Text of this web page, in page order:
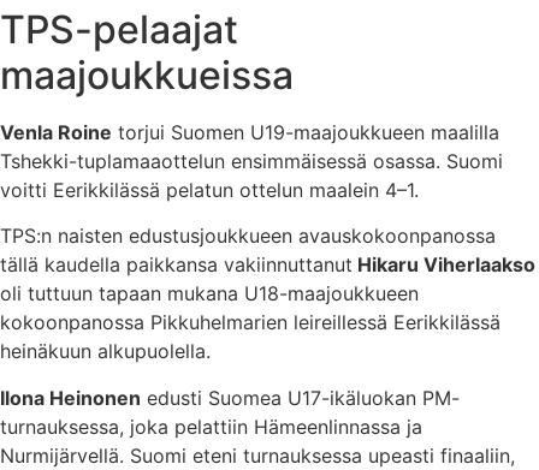
TPS-pelaajat
maajoukkueissa
Venla Roine torjui Suomen U19-maajoukkueen maalilla
Tshekki-tuplamaaottelun ensimmäisessä osassa. Suomi
voitti Eerikkilässä pelatun ottelun maalein 4–1.
TPS:n naisten edustusjoukkueen avauskokoonpanossa
tällä kaudella paikkansa vakiinnuttanut Hikaru Viherlaakso
oli tuttuun tapaan mukana U18-maajoukkueen
kokoonpanossa Pikkuhelmarien leireillessä Eerikkilässä
heinäkuun alkupuolella.
Ilona Heinonen edusti Suomea U17-ikäluokan PM-
turnauksessa, joka pelattiin Hämeenlinnassa ja
Nurmijärvellä. Suomi eteni turnauksessa upeasti finaaliin,